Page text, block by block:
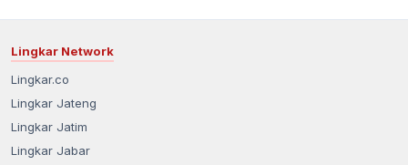
Lingkar Network
Lingkar.co
Lingkar Jateng
Lingkar Jatim
Lingkar Jabar